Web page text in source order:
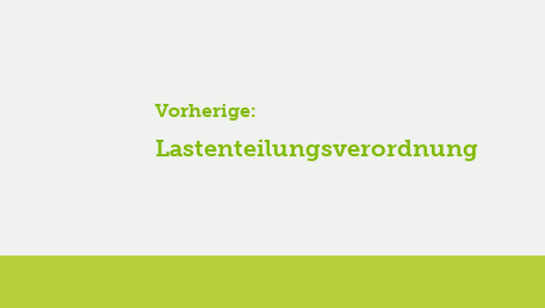
Beitragsnavigation
Vorherige:
Vorheriger
Lastenteilungsverordnung